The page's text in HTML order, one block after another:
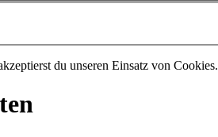
du unseren Einsatz von Cookies.